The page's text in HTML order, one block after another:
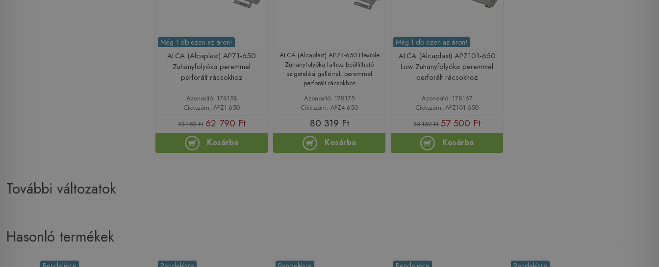
Még 1 db ezen az áron!
ALCA (Alcaplast) APZ1-650
Zuhanyfolyóka peremmel
perforált rácsokhoz
Azonosító: 178158
Cikkszám: APZ1-650
73 152 Ft 62 790 Ft
Kosárba
ALCA (Alcaplast) APZ4-650 Flexible
Zuhanyfolyóka falhoz beállítható
szigetelési gallérral, peremmel
perforált rácsokhoz
Azonosító: 178175
Cikkszám: APZ4-650
80 319 Ft
Kosárba
Még 1 db ezen az áron!
ALCA (Alcaplast) APZ101-650
Low Zuhanyfolyóka peremmel
perforált rácsokhoz
Azonosító: 178167
Cikkszám: APZ101-650
73 152 Ft 57 500 Ft
Kosárba
További változatok
Hasonló termékek